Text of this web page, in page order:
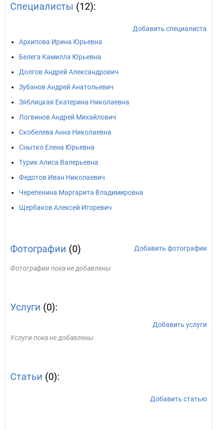
Специалисты (12):
Добавить специалиста
Архипова Ирина Юрьевна
Белега Камилла Юрьевна
Долгов Андрей Александрович
Зубанов Андрей Анатольевич
Зяблицкая Екатерина Николаевна
Логвинов Андрей Михайлович
Скобелева Анна Николаевна
Снытко Елена Юрьевна
Турик Алиса Валерьевна
Федотов Иван Николаевич
Черепенина Маргарита Владимировна
Щербаков Алексей Игоревич
Фотографии (0) Добавить фотографии
Фотографии пока не добавлены
Услуги (0):
Добавить услуги
Услуги пока не добавлены
Статьи (0):
Добавить статью